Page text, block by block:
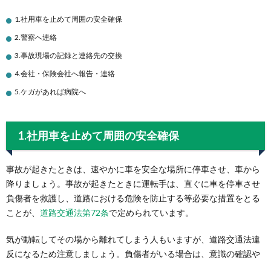
1.社用車を止めて周囲の安全確保
2.警察へ連絡
3.事故現場の記録と連絡先の交換
4.会社・保険会社へ報告・連絡
5.ケガがあれば病院へ
1.社用車を止めて周囲の安全確保
事故が起きたときは、速やかに車を安全な場所に停車させ、車から
降りましょう。事故が起きたときに運転手は、直ぐに車を停車させ
負傷者を救護し、道路における危険を防止する等必要な措置をとる
ことが、 道路交通法第72条で定められています。
気が動転してその場から離れてしまう人もいますが、道路交通法違
反になるため注意しましょう。負傷者がいる場合は、意識の確認や